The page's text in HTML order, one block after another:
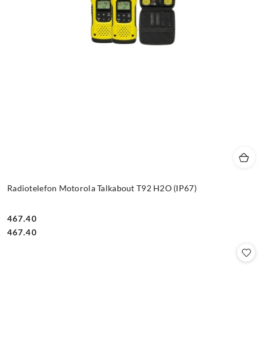
Radiotelefon Motorola Talkabout T92 H2O (IP67)
Cena:
467.40
Cena:
467.40